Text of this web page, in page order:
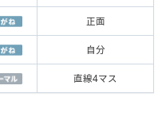
正面
自分
直線4マス